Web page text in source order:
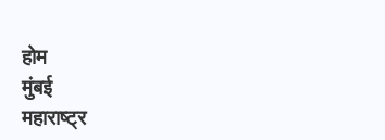
होम
मुंबई
महाराष्ट्र